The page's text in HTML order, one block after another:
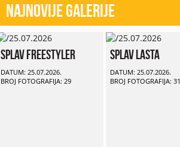
Najnovije Galerije
Splav Freestyler
DATUM: 25.07.2026.
BROJ FOTOGRAFIJA: 29
Splav Lasta
DATUM: 25.07.2026.
BROJ FOTOGRAFIJA: 31